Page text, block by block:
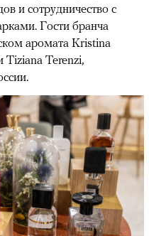
и сотрудничество с
Гости бранча
аромата Kristina
Tiziana Terenzi,